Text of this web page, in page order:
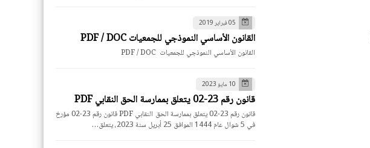
05 فبراير 2019
القانون الأساسي النموذجي للجمعيات PDF / DOC
القانون الأساسي النموذجي للجمعيات PDF / DOC
10 مايو 2023
قانون رقم 23-02 يتعلق بممارسة الحق النقابي PDF
قانون رقم 23-02 يتعلق بممارسة الحق النقابي PDF قانون رقم 23-02 مؤرخ
في 5 شوال عام 1444 الموافق 25 أبريل سنة 2023، يتعلق…